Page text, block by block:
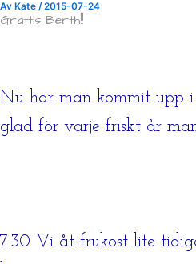
Av Kate /2015-07-24
Grattis Berth!!
Nu har man kommit upp
glad för varje friskt år
7.30 Vi åt frukost lite